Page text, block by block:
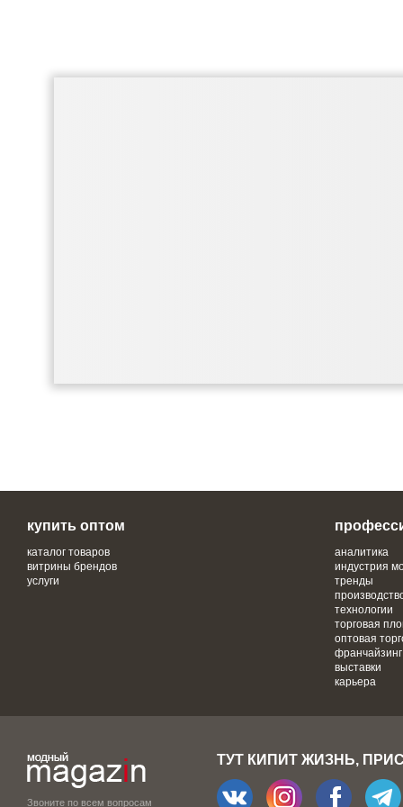
купить оптом
каталог товаров
витрины брендов
услуги
аналитика
индустрия
тренды
технологии
торговая
оптовая
франчайзинг
выставки
карьера
Звоните по всем вопросам
ТУТ КИПИТ ЖИЗНЬ,